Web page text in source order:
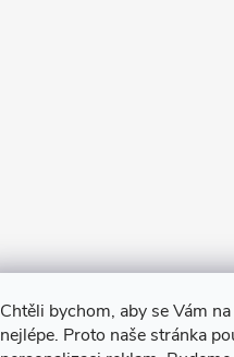
Chtěli bychom, aby se Vám
nejlépe. Proto naše stránka